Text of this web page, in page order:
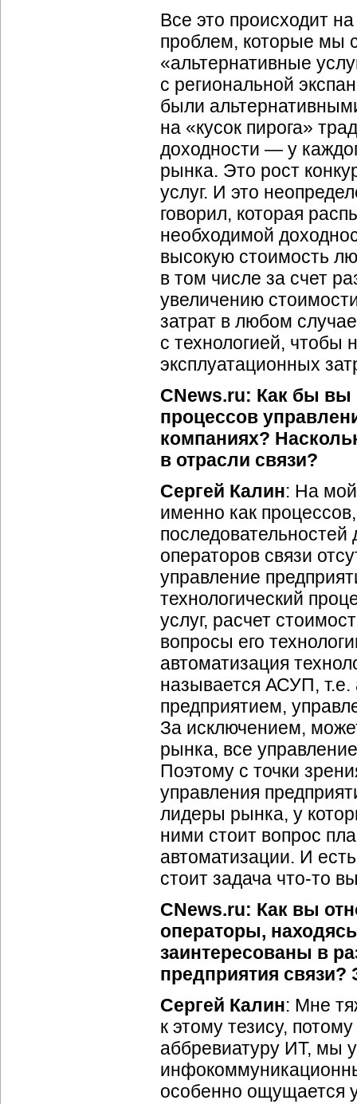
Все это происходит
проблем, которые мы
«альтернативные
с региональной
были
на «кусок пирога»
доходности — у
рынка. Это рост
услуг. И это
говорил, которая
необходимой
высокую стоимость
в том числе за счет
увеличению
затрат в любом
с технологией, чтобы
эксплуатационных
CNews.ru: Как бы
процессов
компаниях?
в отрасли связи?
Сергей Калин: На мой
именно как
операторов связи
управление
технологический
услуг, расчет
вопросы его
автоматизация
называется АСУП, т.е.
предприятием,
За исключением,
рынка, все
Поэтому с точки
управления
лидеры рынка, у
ними стоит вопрос
автоматизации. И
стоит задача что-то
CNews.ru: Как вы
операторы,
заинтересованы в
предприятия связи?
Сергей Калин: Мне
к этому тезису,
аббревиатуру ИТ, мы
особенно ощущается